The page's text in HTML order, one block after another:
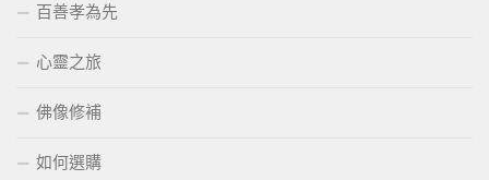
百善孝為先
心靈之旅
佛像修補
如何選購